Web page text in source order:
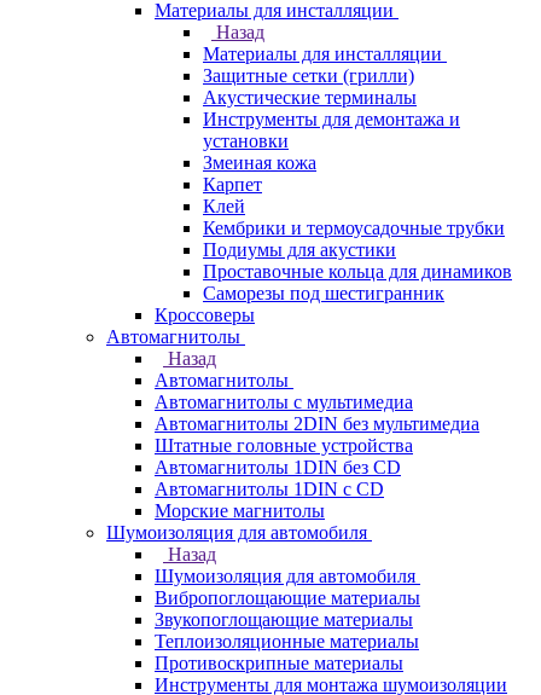
Материалы для инсталляции
Назад
Материалы для инсталляции
Защитные сетки (грилли)
Акустические терминалы
Инструменты для демонтажа и
установки
Змеиная кожа
Карпет
Клей
Кембрики и термоусадочные трубки
Подиумы для акустики
Проставочные кольца для динамиков
Саморезы под шестигранник
Кроссоверы
Автомагнитолы
Назад
Автомагнитолы
Автомагнитолы с мультимедиа
Автомагнитолы 2DIN без мультимедиа
Штатные головные устройства
Автомагнитолы 1DIN без CD
Автомагнитолы 1DIN с CD
Морские магнитолы
Шумоизоляция для автомобиля
Назад
Шумоизоляция для автомобиля
Вибропоглощающие материалы
Звукопоглощающие материалы
Теплоизоляционные материалы
Противоскрипные материалы
Инструменты для монтажа шумоизоляции